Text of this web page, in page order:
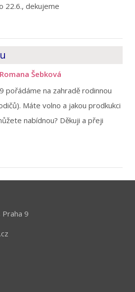
22.6., dekujeme
Romana Šebková
pořádáme na zahradě rodinnou
Máte volno a jakou prodkukci
nabídnou? Děkuji a přeji
9